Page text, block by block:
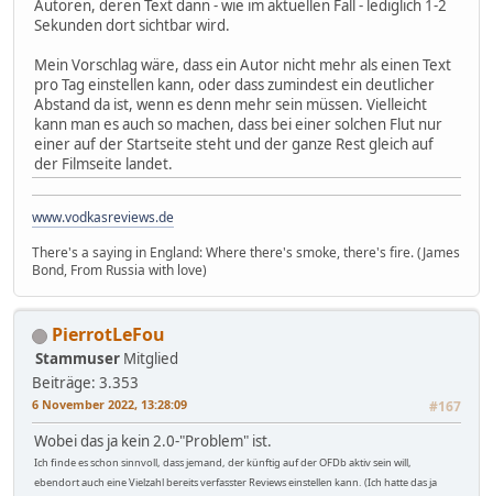
Autoren, deren Text dann - wie im aktuellen Fall - lediglich 1-2
Sekunden dort sichtbar wird.
Mein Vorschlag wäre, dass ein Autor nicht mehr als einen Text
pro Tag einstellen kann, oder dass zumindest ein deutlicher
Abstand da ist, wenn es denn mehr sein müssen. Vielleicht
kann man es auch so machen, dass bei einer solchen Flut nur
einer auf der Startseite steht und der ganze Rest gleich auf
der Filmseite landet.
www.vodkasreviews.de
There's a saying in England: Where there's smoke, there's fire. (James
Bond, From Russia with love)
PierrotLeFou
Stammuser Mitglied
Beiträge: 3.353
6 November 2022, 13:28:09 #167
Wobei das ja kein 2.0-"Problem" ist.
Ich finde es schon sinnvoll, dass jemand, der künftig auf der OFDb aktiv sein will,
ebendort auch eine Vielzahl bereits verfasster Reviews einstellen kann. (Ich hatte das ja